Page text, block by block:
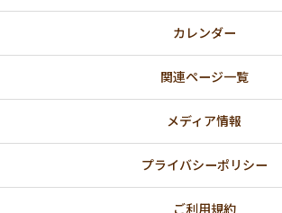
カレンダー
関連ページ一覧
メディア情報
プライバシーポリシー